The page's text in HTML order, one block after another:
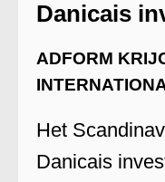
Danicais
ADFORM
Het
Danicais